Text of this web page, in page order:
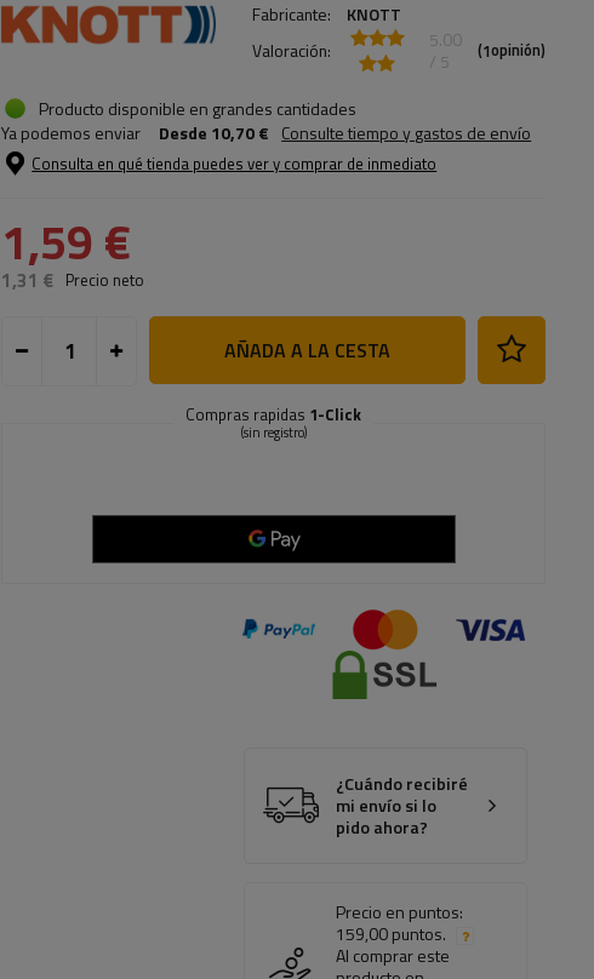
Fabricante:
KNOTT
Valoración:
5.00
/ 5
(1opinión)
Producto disponible en grandes cantidades
Ya podemos enviar
Desde 10,70 € Consulte tiempo y gastos de envío
Consulta en qué tienda puedes ver y comprar de inmediato
1,59 €
1,31 € Precio neto
AÑADA A LA CESTA
Compras rapidas 1-Click
(sin registro)
¿Cuándo recibiré
mi envío si lo
pido ahora?
Precio en puntos:
159,00 puntos.
Al comprar este